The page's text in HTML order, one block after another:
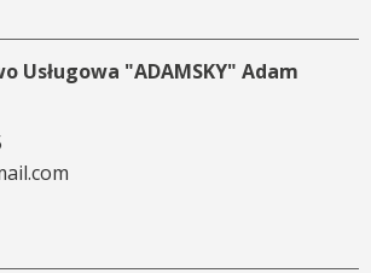
Usługowa "ADAMSKY" Adam